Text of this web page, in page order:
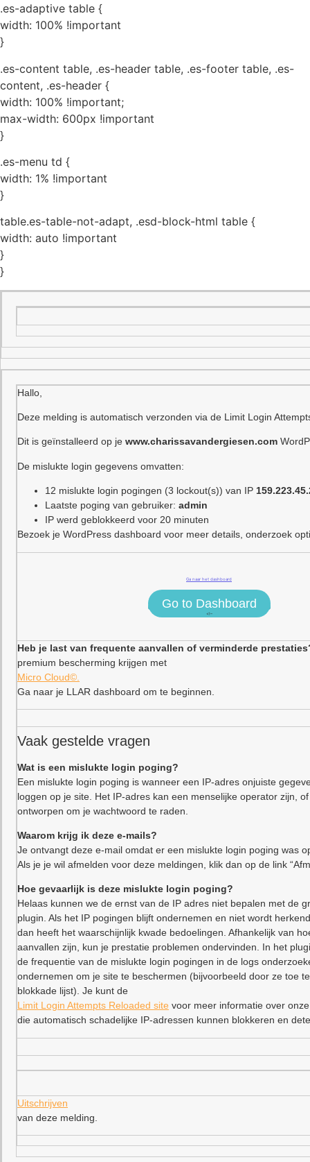
.es-adaptive table {
width: 100% !important
}
.es-content table, .es-header table, .es-footer table, .es-
content, .es-header {
width: 100% !important;
max-width: 600px !important
}
.es-menu td {
width: 1% !important
}
table.es-table-not-adapt, .esd-block-html table {
width: auto !important
}
}
Hallo,
Deze melding is automatisch verzonden via de Limit Login
Dit is geïnstalleerd op je www.charissavandergiesen.com
De mislukte login gegevens omvatten:
12 mislukte login pogingen (3 lockout(s)) van IP
Laatste poging van gebruiker: admin
IP werd geblokkeerd voor 20 minuten
Bezoek je WordPress dashboard voor meer details, onderzoek
Ga naar het dashboard
Go to Dashboard
<!–
Heb je last van frequente aanvallen of verminderde
premium bescherming krijgen met
Micro Cloud©.
Ga naar je LLAR dashboard om te beginnen.
Vaak gestelde vragen
Wat is een mislukte login poging?
Een mislukte login poging is wanneer een IP-adres onjuiste
loggen op je site. Het IP-adres kan een menselijke operator zijn,
ontworpen om je wachtwoord te raden.
Waarom krijg ik deze e-mails?
Je ontvangt deze e-mail omdat er een mislukte login poging was
Als je je wil afmelden voor deze meldingen, klik dan op de link
Hoe gevaarlijk is deze mislukte login poging?
Helaas kunnen we de ernst van de IP adres niet bepalen met de
plugin. Als het IP pogingen blijft ondernemen en niet wordt
dan heeft het waarschijnlijk kwade bedoelingen. Afhankelijk van
aanvallen zijn, kun je prestatie problemen ondervinden. In het
de frequentie van de mislukte login pogingen in de logs
ondernemen om je site te beschermen (bijvoorbeeld door ze toe
blokkade lijst). Je kunt de
Limit Login Attempts Reloaded site voor meer informatie over
die automatisch schadelijke IP-adressen kunnen blokkeren en
Uitschrijven
van deze melding.